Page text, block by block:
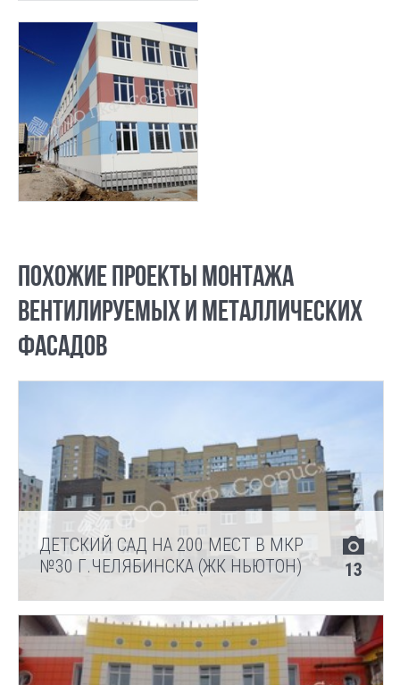
ПОХОЖИЕ ПРОЕКТЫ МОНТАЖА
ВЕНТИЛИРУЕМЫХ И МЕТАЛЛИЧЕСКИХ
ФАСАДОВ
13
ДЕТСКИЙ САД НА 200 МЕСТ В МКР
№30 Г.ЧЕЛЯБИНСКА (ЖК НЬЮТОН)